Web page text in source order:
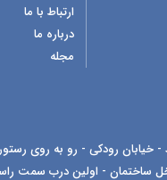
ارتباط با ما
درباره ما
مجله
- خیابان رودکی - رو به روی
ساختمان - اولین درب سمت